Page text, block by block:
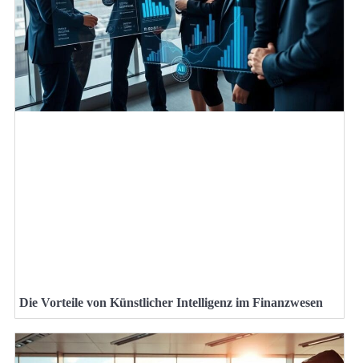
Die Vorteile von Künstlicher Intelligenz im Finanzwesen